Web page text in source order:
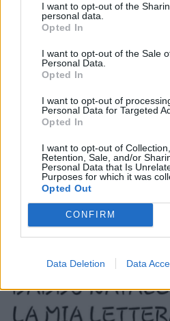
I want to opt-out of the
personal data.
Opted In
I want to opt-out of the Sale
Personal Data.
Opted In
I want to opt-out of
Personal Data for Targeted
Opted In
I want to opt-out of
Retention, Sale, and/or
Personal Data that Is
Purposes for which it was
Opted Out
CONFIRM
Data Deletion Data
12 Luglio 2024 alle ore 17:43
·Ti stimo
Isabo :nonnocucaracha 🥰
12 Luglio 2024 alle ore 18:06
·Ti stimo·Rispondi
Pietranera
14 Luglio 2024 alle ore 17:32
·Ti stimo ·Rispondi
Undertaker76 livello 16
15 Dicembre 2023- 7.699